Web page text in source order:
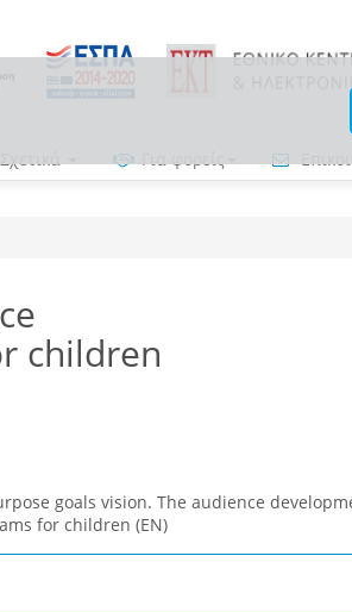
Για φορείς
children
goals vision. The audience
for children (EN)